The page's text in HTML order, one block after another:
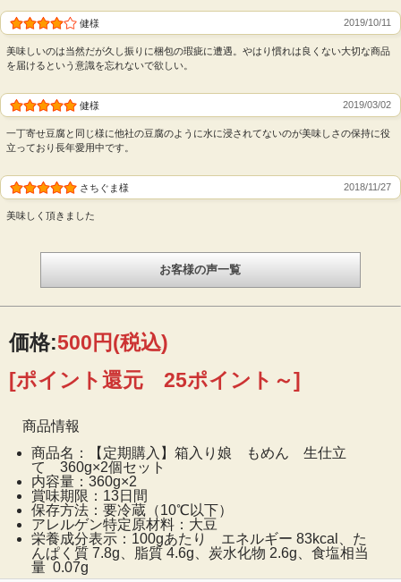
ボイル無し生造り
ボイル（加熱処理）をしないから、豆腐の風味そ
のまま、できたての味わい。最先端の製法と環境
で"賞味期限10日間"を実現しました。
水さらし・封入水無し
水さらしや保存水（パック水）をなくすことで、
濃厚な大豆の甘味や旨みを引き出しました。
「水と大豆とにがりだけ」で豆腐のおいしさを引
き出しています。添加物一切なし、安心してお召
し上がりください。
ご試食いただいたモニター様の83％の方から、「おいし
い」「味が濃く感じる」と評価をいただきました。
健様 2019/10/11
美味しいのは当然だが久し振りに梱包の瑕疵に遭遇。やはり慣れは良くない大切な商品
を届けるという意識を忘れないで欲しい。
健様 2019/03/02
一丁寄せ豆腐と同じ様に他社の豆腐のように水に浸されてないのが美味しさの保持に役
立っており長年愛用中です。
さちぐま様 2018/11/27
美味しく頂きました
お客様の声一覧
価格:500円(税込)
[ポイント還元 25ポイント～]
商品情報
商品名：【定期購入】箱入り娘 もめん 生仕立
て 360g×2個セット
内容量：360g×2
賞味期限：13日間
保存方法：要冷蔵（10℃以下）
アレルゲン特定原材料：大豆
栄養成分表示：100gあたり エネルギー 83kcal、た
んぱく質 7.8g、脂質 4.6g、炭水化物 2.6g、食塩相当
量 0.07g